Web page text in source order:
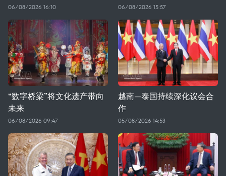
06/08/2026 16:10 06/08/2026 15:57
“数字桥梁”将文化遗产带向
未来
06/08/2026 09:47
越南—泰国持续深化议会合
作
05/08/2026 14:53